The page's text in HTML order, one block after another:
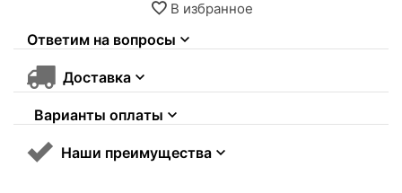
В избранное
Ответим на вопросы
Доставка
Варианты оплаты
Наши преимущества